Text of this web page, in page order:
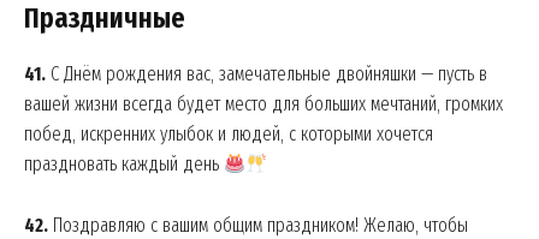
Праздничные
41. С Днём рождения вас, замечательные двойняшки — пусть в
вашей жизни всегда будет место для больших мечтаний, громких
побед, искренних улыбок и людей, с которыми хочется
праздновать каждый день
42. Поздравляю с вашим общим праздником! Желаю, чтобы